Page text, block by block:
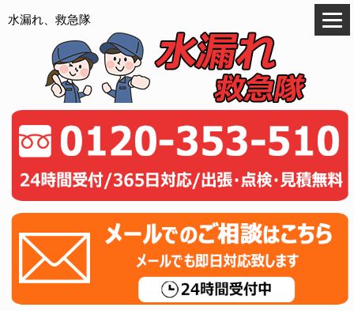
水漏れ、救急隊